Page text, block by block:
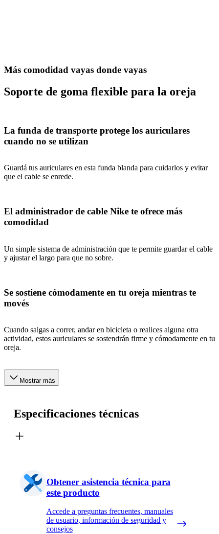
Más comodidad vayas donde vayas
Soporte de goma flexible para la oreja
La funda de transporte protege los auriculares
cuando no se utilizan
Guardá tus auriculares en esta funda blanda para cuidarlos y evitar
que el cable se enrede.
El administrador de cable Nike te ofrece más
comodidad
Un simple sistema de administración que te permite guardar el cable
y ajustar el largo para que no sobre.
Se sostiene cómodamente en tu oreja mientras te
movés
Cuando salgas a correr, andar en bicicleta o realices alguna otra
actividad, estos auriculares se sostendrán firme y cómodamente en tu
oreja.
Mostrar más
Especificaciones técnicas
Obtener asistencia técnica para
este producto
Accede a preguntas frecuentes, manuales
de usuario, información de seguridad y
consejos